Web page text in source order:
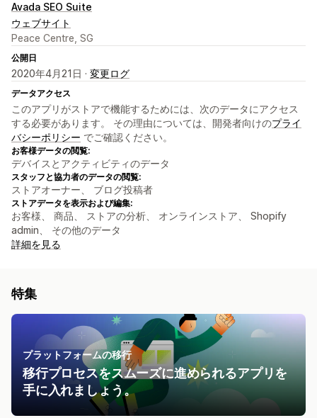
Avada SEO Suite
ウェブサイト
Peace Centre, SG
公開日
2020年4月21日 · 変更ログ
データアクセス
このアプリがストアで機能するためには、次のデータにアクセス
する必要があります。 その理由については、開発者向けのプライ
バシーポリシー でご確認ください。
お客様データの閲覧:
デバイスとアクティビティのデータ
スタッフと協力者のデータの閲覧:
ストアオーナー、 ブログ投稿者
ストアデータを表示および編集:
お客様、 商品、 ストアの分析、 オンラインストア、 Shopify
admin、 その他のデータ
詳細を見る
特集
プラットフォームの移行
移行プロセスをスムーズに進められるアプリを
手に入れましょう。